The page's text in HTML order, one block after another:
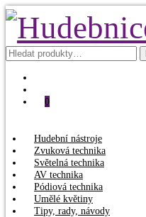
Hledat:
0
Hudební nástroje
Zvuková technika
Světelná technika
AV technika
Pódiová technika
Umělé květiny
Tipy, rady, návody